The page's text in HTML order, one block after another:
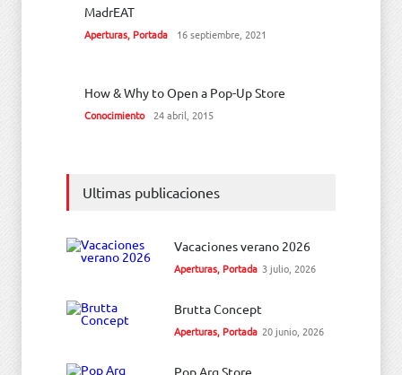
MadrEAT
Aperturas, Portada 16 septiembre, 2021
How & Why to Open a Pop-Up Store
Conocimiento 24 abril, 2015
Ultimas publicaciones
Vacaciones verano 2026
Aperturas, Portada 3 julio, 2026
Brutta Concept
Aperturas, Portada 20 junio, 2026
Pop Arq Store